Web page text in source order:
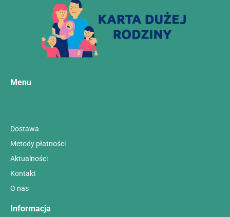
Menu
Dostawa
Metody płatności
Aktualności
Kontakt
O nas
Informacja